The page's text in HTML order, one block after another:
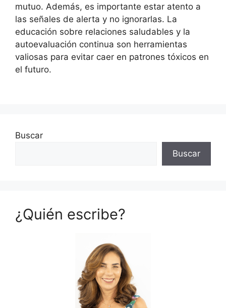
mutuo. Además, es importante estar atento a
las señales de alerta y no ignorarlas. La
educación sobre relaciones saludables y la
autoevaluación continua son herramientas
valiosas para evitar caer en patrones tóxicos en
el futuro.
Buscar
Buscar
¿Quién escribe?